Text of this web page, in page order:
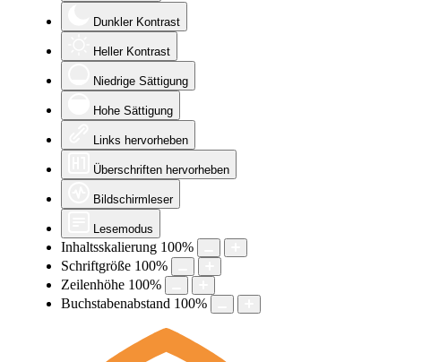
Dunkler Kontrast
Heller Kontrast
Niedrige Sättigung
Hohe Sättigung
Links hervorheben
Überschriften hervorheben
Bildschirmleser
Lesemodus
Inhaltsskalierung 100%
Schriftgröße 100%
Zeilenhöhe 100%
Buchstabenabstand 100%